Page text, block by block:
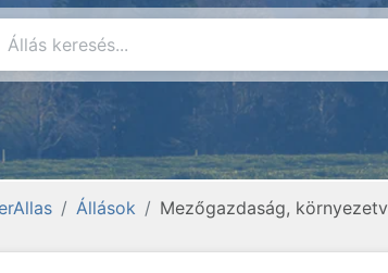
Állások Mezőgazdaság,